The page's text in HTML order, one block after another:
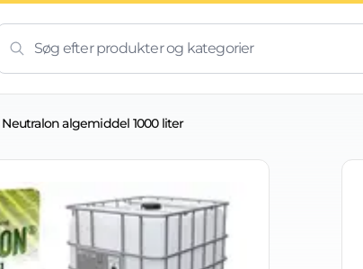
Neutralon algemiddel 1000 liter